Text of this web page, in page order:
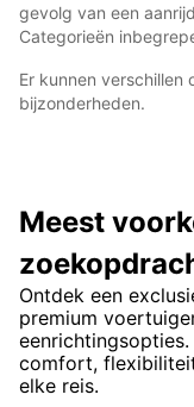
gevolg van een
Categorieën
Er kunnen verschillen
bijzonderheden.
Meest
Ontdek een
premium
comfort,
elke reis.